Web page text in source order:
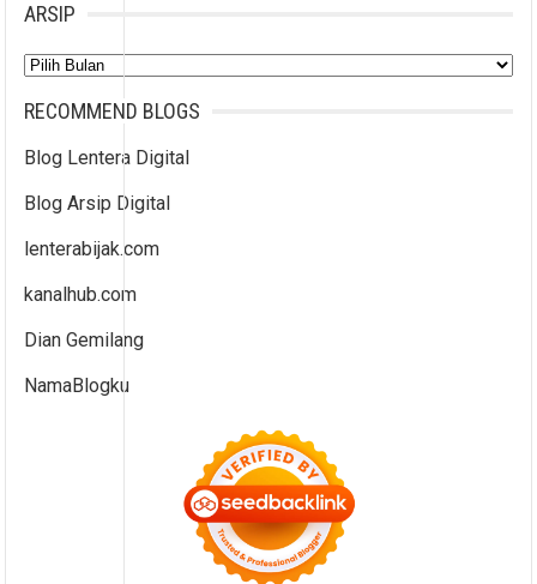
ARSIP
Arsip
RECOMMEND BLOGS
Blog Lentera Digital
Blog Arsip Digital
lenterabijak.com
kanalhub.com
Dian Gemilang
NamaBlogku